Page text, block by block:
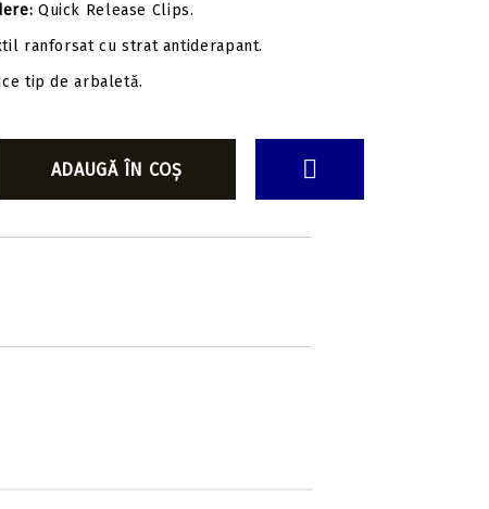
Quick Release Clips.
ranforsat cu strat antiderapant.
tip de arbaletă.